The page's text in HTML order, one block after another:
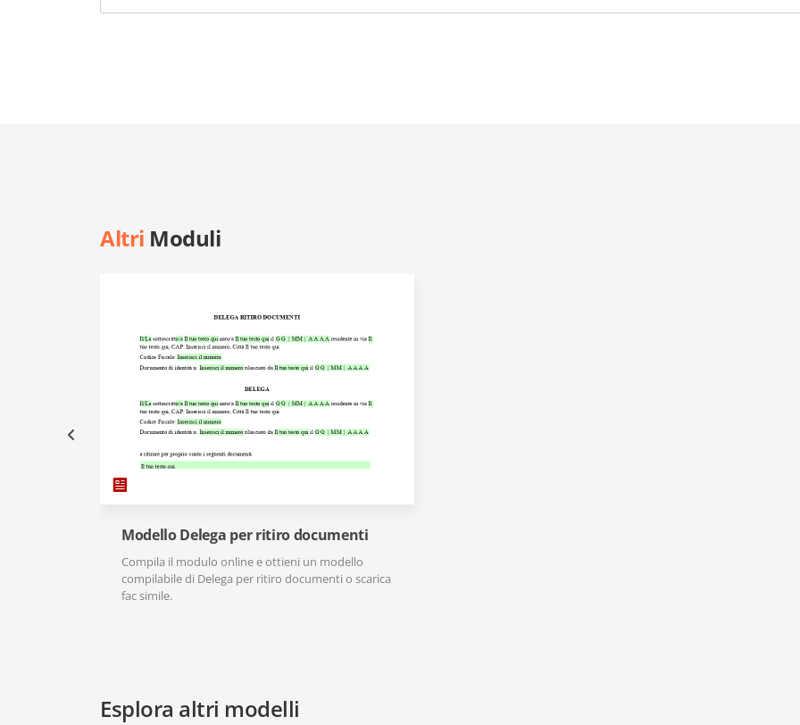
Altri Moduli
Modello Delega per ritiro documenti
Compila il modulo online e ottieni un modello
compilabile di Delega per ritiro documenti o scarica
fac simile.
Esplora altri modelli